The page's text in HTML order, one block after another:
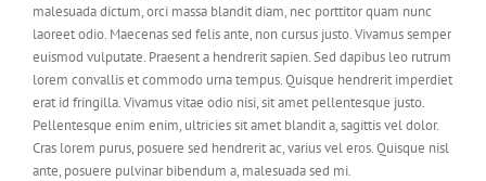
malesuada dictum, orci massa blandit diam, nec porttitor quam nunc
laoreet odio. Maecenas sed felis ante, non cursus justo. Vivamus semper
euismod vulputate. Praesent a hendrerit sapien. Sed dapibus leo rutrum
lorem convallis et commodo urna tempus. Quisque hendrerit imperdiet
erat id fringilla. Vivamus vitae odio nisi, sit amet pellentesque justo.
Pellentesque enim enim, ultricies sit amet blandit a, sagittis vel dolor.
Cras lorem purus, posuere sed hendrerit ac, varius vel eros. Quisque nisl
ante, posuere pulvinar bibendum a, malesuada sed mi.